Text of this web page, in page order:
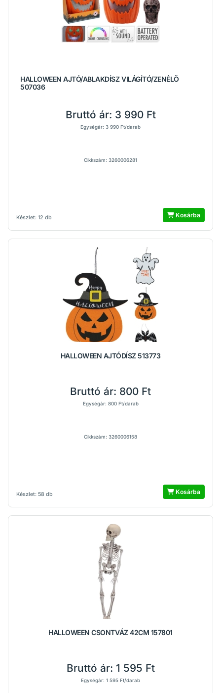
HALLOWEEN AJTÓ/ABLAKDÍSZ VILÁGÍTÓ/ZENÉLŐ
507036
Készlet: 12 db
Bruttó ár: 3 990 Ft
Egységár: 3 990 Ft/darab
Cikkszám: 3260006281
Kosárba
HALLOWEEN AJTÓDÍSZ 513773
Készlet: 58 db
Bruttó ár: 800 Ft
Egységár: 800 Ft/darab
Cikkszám: 3260006158
Kosárba
HALLOWEEN CSONTVÁZ 42CM 157801
Bruttó ár: 1 595 Ft
Egységár: 1 595 Ft/darab